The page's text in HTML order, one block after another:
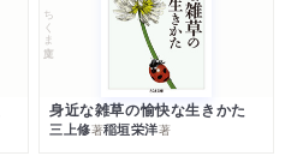
ちくま文庫
身近な雑草の愉快な生きかた
三上修著稲垣栄洋著